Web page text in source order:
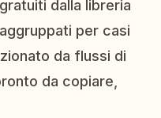
dalla libreria
per casi
da flussi di
da copiare,